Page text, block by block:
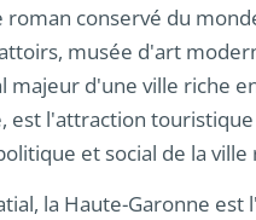
roman conservé du
musée d'art
majeur d'une ville riche
est l'attraction
et social de la ville
la Haute-Garonne est